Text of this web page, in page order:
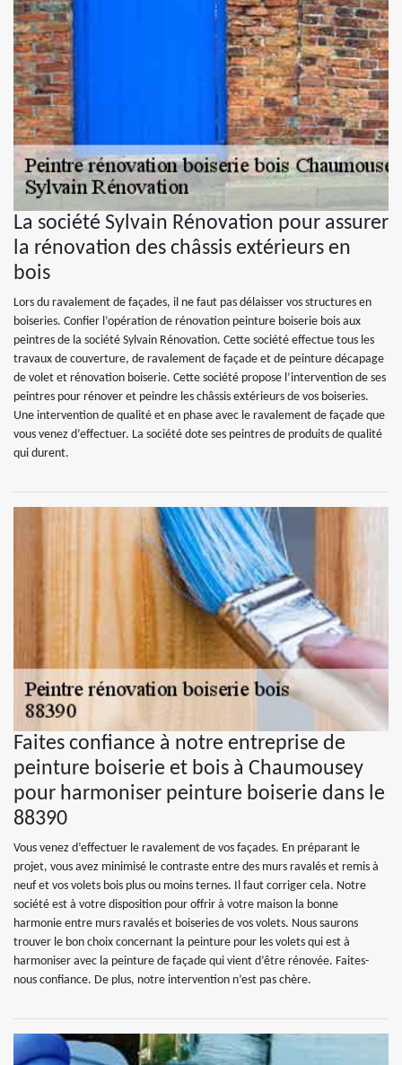
La société Sylvain Rénovation pour assurer
la rénovation des châssis extérieurs en
bois
Lors du ravalement de façades, il ne faut pas délaisser vos structures en
boiseries. Confier l’opération de rénovation peinture boiserie bois aux
peintres de la société Sylvain Rénovation. Cette société effectue tous les
travaux de couverture, de ravalement de façade et de peinture décapage
de volet et rénovation boiserie. Cette société propose l’intervention de ses
peintres pour rénover et peindre les châssis extérieurs de vos boiseries.
Une intervention de qualité et en phase avec le ravalement de façade que
vous venez d’effectuer. La société dote ses peintres de produits de qualité
qui durent.
Faites confiance à notre entreprise de
peinture boiserie et bois à Chaumousey
pour harmoniser peinture boiserie dans le
88390
Vous venez d’effectuer le ravalement de vos façades. En préparant le
projet, vous avez minimisé le contraste entre des murs ravalés et remis à
neuf et vos volets bois plus ou moins ternes. Il faut corriger cela. Notre
société est à votre disposition pour offrir à votre maison la bonne
harmonie entre murs ravalés et boiseries de vos volets. Nous saurons
trouver le bon choix concernant la peinture pour les volets qui est à
harmoniser avec la peinture de façade qui vient d’être rénovée. Faites-
nous confiance. De plus, notre intervention n’est pas chère.